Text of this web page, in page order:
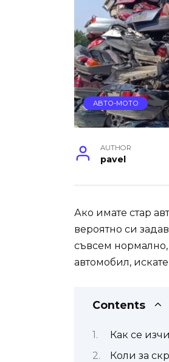
АВТО-МОТО
AUTHOR
pavel
Ако имате стар
вероятно си
съвсем нормално,
автомобил,
Contents
Как се
Коли за